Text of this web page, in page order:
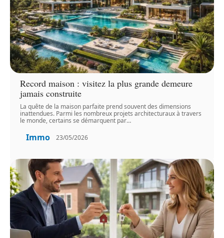
Record maison : visitez la plus grande demeure
jamais construite
La quête de la maison parfaite prend souvent des dimensions
inattendues. Parmi les nombreux projets architecturaux à travers
le monde, certains se démarquent par…
Immo 23/05/2026